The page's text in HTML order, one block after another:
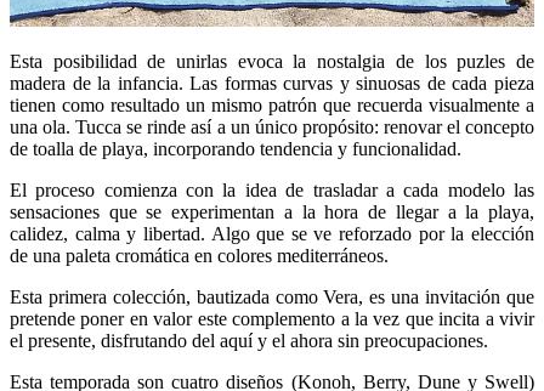
Esta posibilidad de unirlas evoca la nostalgia de los puzles de
madera de la infancia. Las formas curvas y sinuosas de cada pieza
tienen como resultado un mismo patrón que recuerda visualmente a
una ola. Tucca se rinde así a un único propósito: renovar el concepto
de toalla de playa, incorporando tendencia y funcionalidad.
El proceso comienza con la idea de trasladar a cada modelo las
sensaciones que se experimentan a la hora de llegar a la playa,
calidez, calma y libertad. Algo que se ve reforzado por la elección
de una paleta cromática en colores mediterráneos.
Esta primera colección, bautizada como Vera, es una invitación que
pretende poner en valor este complemento a la vez que incita a vivir
el presente, disfrutando del aquí y el ahora sin preocupaciones.
Esta temporada son cuatro diseños (Konoh, Berry, Dune y Swell)